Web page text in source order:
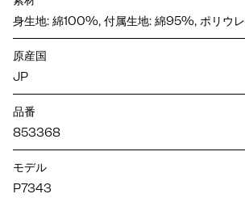
身生地: 綿100%, 付属生地: 綿95%, ポリウ
原産国
JP
品番
853368
モデル
P7343